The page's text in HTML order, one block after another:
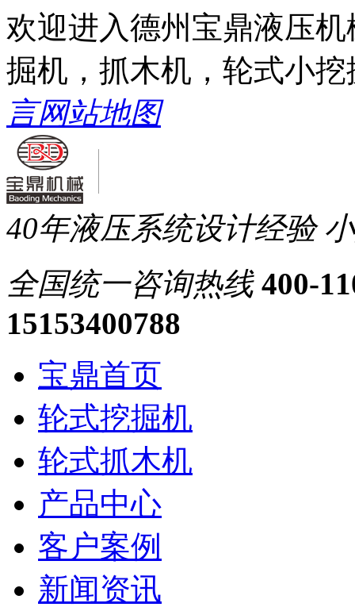
欢迎进入德州宝鼎液压
掘机，抓木机，轮式小
言网站地图
40年液压系统设计经验
全国统一咨询热线 400-
15153400788
宝鼎首页
轮式挖掘机
轮式抓木机
产品中心
客户案例
新闻资讯